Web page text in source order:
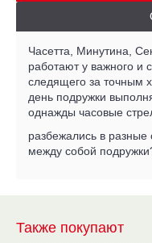
Часетта, Минутина,
работают у важного и
следящего за точным
день подружки
однажды часовые
разбежались в
между собой
Также покупают